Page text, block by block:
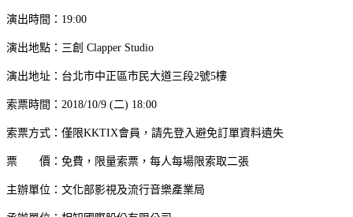
演出時間：19:00
演出地點：三創 Clapper Studio
演出地址：台北市中正區市民大道三段2號5樓
索票時間：2018/10/9 (二) 18:00
索票方式：僅限KKTIX會員，請先登入避免訂單資料遺失
票 價：免費，限量索票，每人每場限索取二張
主辦單位：文化部影視及流行音樂產業局